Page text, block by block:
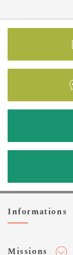
Pied
-
Informations
Missions